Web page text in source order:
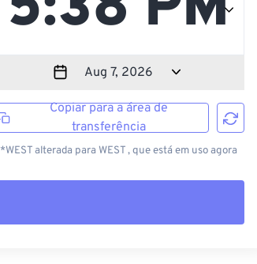
Copiar para a área de
transferência
*WEST alterada para WEST , que está em uso agora